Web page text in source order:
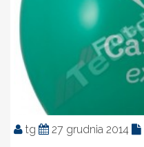
tg 27 grudnia 2014